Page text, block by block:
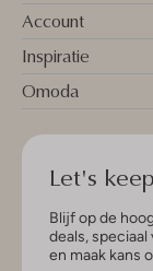
Account
Inspiratie
Omoda
Let's
Blijf op de
deals,
en maak kans